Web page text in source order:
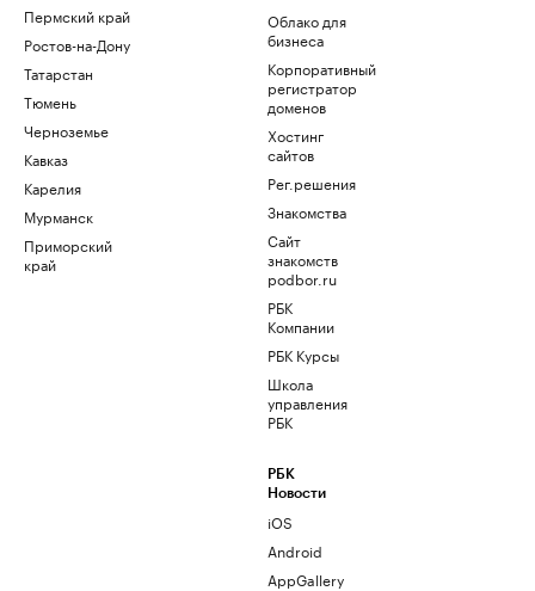
Пермский край
Ростов-на-Дону
Татарстан
Тюмень
Черноземье
Кавказ
Карелия
Мурманск
Приморский
край
Облако для
бизнеса
Корпоративный
регистратор
доменов
Хостинг
сайтов
Рег.решения
Знакомства
Сайт
знакомств
podbor.ru
РБК
Компании
РБК Курсы
Школа
управления
РБК
РБК
Новости
iOS
Android
AppGallery